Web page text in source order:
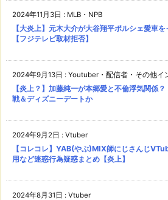
2024年11月3日 : MLB・NPB
【大炎上】元木大介が大谷翔平ポルシェ愛車
【フジテレビ取材拒否】
2024年9月13日 : Youtuber・配信者・その他イ
【炎上？】加藤純一が本郷愛と不倫浮気関係
戦＆ディズニーデートか
2024年9月2日 : Vtuber
【コレコレ】YAB(やぶ)MIX師にじさんじ
用など迷惑行為疑惑まとめ【炎上】
2024年8月31日 : Vtuber